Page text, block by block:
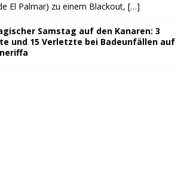
El Palmar) zu einem Blackout, […]
Samstag auf den Kanaren: 3
und 15 Verletzte bei Badeunfällen auf